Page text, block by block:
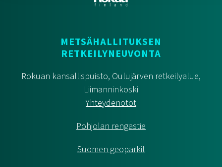
METSÄHALLITUKSEN
RETKEILYNEUVONTA
Rokuan kansallispuisto, Oulujärven retkeilyalue,
Liimanninkoski
Yhteydenotot
Pohjolan rengastie
Suomen geoparkit